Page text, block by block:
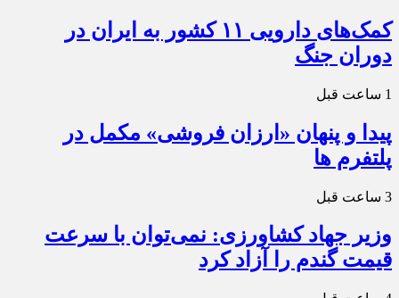
کمک‌های دارویی ۱۱ کشور به ایران در
دوران جنگ
1 ساعت قبل
پیدا و پنهان «ارزان فروشی» مکمل در
پلتفرم ها
3 ساعت قبل
وزیر جهاد کشاورزی: نمی‌توان با سرعت
قیمت گندم را آزاد کرد